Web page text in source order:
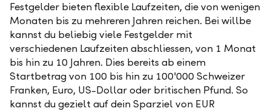
Festgelder bieten flexible Laufzeiten, die von wenigen
Monaten bis zu mehreren Jahren reichen. Bei willbe
kannst du beliebig viele Festgelder mit
verschiedenen Laufzeiten abschliessen, von 1 Monat
bis hin zu 10 Jahren. Dies bereits ab einem
Startbetrag von 100 bis hin zu 100'000 Schweizer
Franken, Euro, US-Dollar oder britischen Pfund. So
kannst du gezielt auf dein Sparziel von EUR